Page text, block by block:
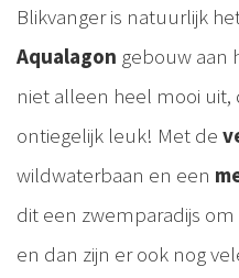
Blikvanger is natuurlijk
Aqualagon gebouw aan
niet alleen heel mooi uit,
ontiegelijk leuk! Met de
wildwaterbaan en een
dit een zwemparadijs
en dan zijn er ook nog